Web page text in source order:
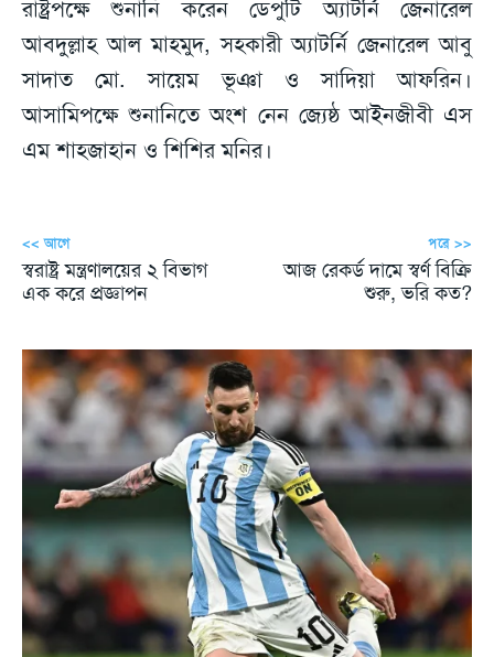
রাষ্ট্রপক্ষে শুনানি করেন ডেপুটি অ্যাটর্নি জেনারেল
আবদুল্লাহ আল মাহমুদ, সহকারী অ্যাটর্নি জেনারেল আবু
সাদাত মো. সায়েম ভূঞা ও সাদিয়া আফরিন।
আসামিপক্ষে শুনানিতে অংশ নেন জ্যেষ্ঠ আইনজীবী এস
এম শাহজাহান ও শিশির মনির।
<< আগে
স্বরাষ্ট্র মন্ত্রণালয়ের ২ বিভাগ
এক করে প্রজ্ঞাপন
পরে >>
আজ রেকর্ড দামে স্বর্ণ বিক্রি
শুরু, ভরি কত?